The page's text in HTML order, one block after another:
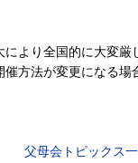
より全国的に大変厳
方法が変更になる場
父母会トピックス